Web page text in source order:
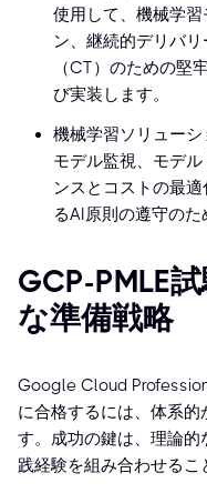
使用して、機械学
ン、継続的デリバ
（CT）のための堅
び実装します。
機械学習ソリューシ
モデル監視、モデ
ンスとコストの最
るAI原則の遵守のた
GCP-PMLE
な準備戦略
Google Cloud
に合格するには、体系
す。成功の鍵は、理論
践経験を組み合わせるこ